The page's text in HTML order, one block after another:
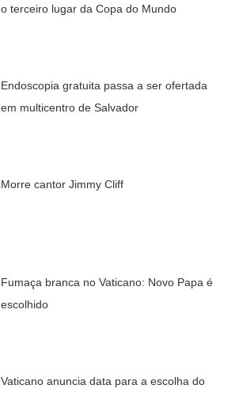
o terceiro lugar da Copa do Mundo
Endoscopia gratuita passa a ser ofertada
em multicentro de Salvador
Morre cantor Jimmy Cliff
Fumaça branca no Vaticano: Novo Papa é
escolhido
Vaticano anuncia data para a escolha do